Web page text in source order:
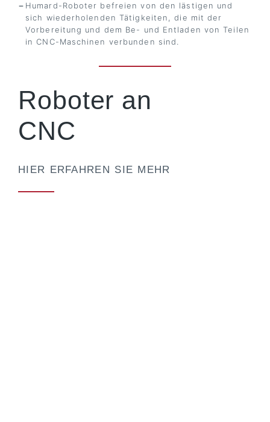
Humard-Roboter befreien von den lästigen und
sich wiederholenden Tätigkeiten, die mit der
Vorbereitung und dem Be- und Entladen von Teilen
in CNC-Maschinen verbunden sind.
Roboter an
CNC
HIER ERFAHREN SIE MEHR